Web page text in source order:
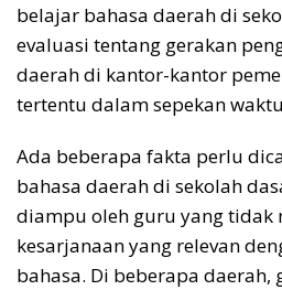
belajar bahasa daerah di
evaluasi tentang gerakan
daerah di kantor-kantor
tertentu dalam sepekan
Ada beberapa fakta perlu
bahasa daerah di sekolah
diampu oleh guru yang tidak
kesarjanaan yang relevan
bahasa. Di beberapa